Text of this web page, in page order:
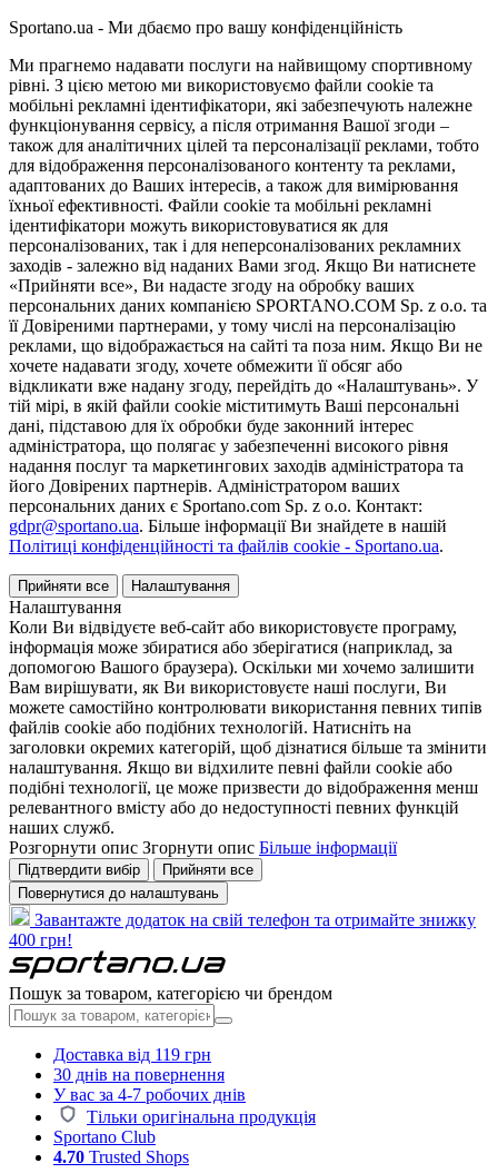
Sportano.ua - Ми дбаємо про вашу конфіденційність
Ми прагнемо надавати послуги на найвищому спортивному
рівні. З цією метою ми використовуємо файли cookie та
мобільні рекламні ідентифікатори, які забезпечують належне
функціонування сервісу, а після отримання Вашої згоди –
також для аналітичних цілей та персоналізації реклами, тобто
для відображення персоналізованого контенту та реклами,
адаптованих до Ваших інтересів, а також для вимірювання
їхньої ефективності. Файли cookie та мобільні рекламні
ідентифікатори можуть використовуватися як для
персоналізованих, так і для неперсоналізованих рекламних
заходів - залежно від наданих Вами згод. Якщо Ви натиснете
«Прийняти все», Ви надасте згоду на обробку ваших
персональних даних компанією SPORTANO.COM Sp. z o.o. та
її Довіреними партнерами, у тому числі на персоналізацію
реклами, що відображається на сайті та поза ним. Якщо Ви не
хочете надавати згоду, хочете обмежити її обсяг або
відкликати вже надану згоду, перейдіть до «Налаштувань». У
тій мірі, в якій файли cookie міститимуть Ваші персональні
дані, підставою для їх обробки буде законний інтерес
адміністратора, що полягає у забезпеченні високого рівня
надання послуг та маркетингових заходів адміністратора та
його Довірених партнерів. Адміністратором ваших
персональних даних є Sportano.com Sp. z o.o. Контакт:
gdpr@sportano.ua. Більше інформації Ви знайдете в нашій
Політиці конфіденційності та файлів cookie - Sportano.ua.
Прийняти все Налаштування
Налаштування
Коли Ви відвідуєте веб-сайт або використовуєте програму,
інформація може збиратися або зберігатися (наприклад, за
допомогою Вашого браузера). Оскільки ми хочемо залишити
Вам вирішувати, як Ви використовуєте наші послуги, Ви
можете самостійно контролювати використання певних типів
файлів cookie або подібних технологій. Натисніть на
заголовки окремих категорій, щоб дізнатися більше та змінити
налаштування. Якщо ви відхилите певні файли cookie або
подібні технології, це може призвести до відображення менш
релевантного вмісту або до недоступності певних функцій
наших служб.
Розгорнути опис Згорнути опис Більше інформації
Підтвердити вибір
Прийняти все
Повернутися до налаштувань
Завантажте додаток на свій телефон та отримайте знижку
400 грн!
Пошук за товаром, категорією чи брендом
Доставка від 119 грн
30 днів на повернення
У вас за 4-7 робочих днів
Тільки оригінальна продукція
Sportano Club
4.70 Trusted Shops